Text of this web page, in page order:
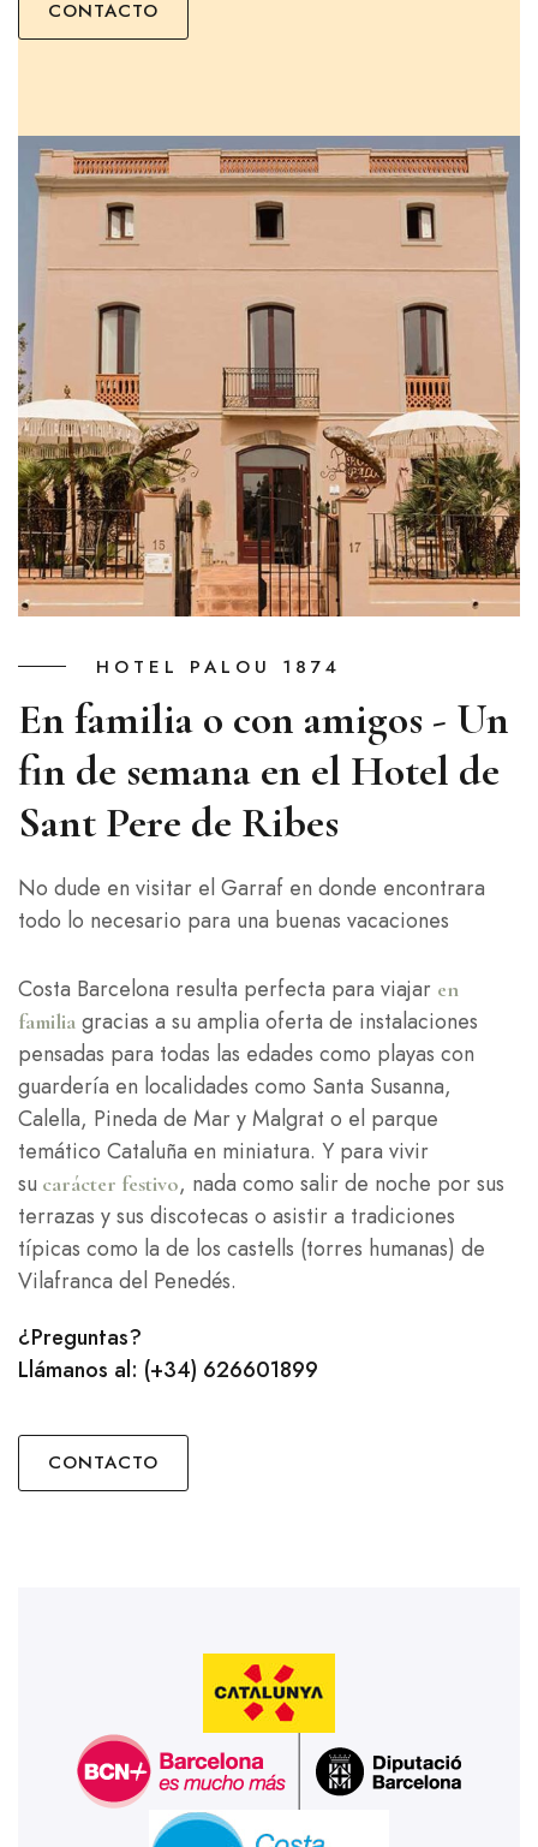
CONTACTO
HOTEL PALOU 1874
En familia o con amigos - Un
fin de semana en el Hotel de
Sant Pere de Ribes
No dude en visitar el Garraf en donde encontrara
todo lo necesario para una buenas vacaciones
Costa Barcelona resulta perfecta para viajar en
familia gracias a su amplia oferta de instalaciones
pensadas para todas las edades como playas con
guardería en localidades como Santa Susanna,
Calella, Pineda de Mar y Malgrat o el parque
temático Cataluña en miniatura. Y para vivir
su carácter festivo, nada como salir de noche por sus
terrazas y sus discotecas o asistir a tradiciones
típicas como la de los castells (torres humanas) de
Vilafranca del Penedés.
¿Preguntas?
Llámanos al: (+34) 626601899
CONTACTO